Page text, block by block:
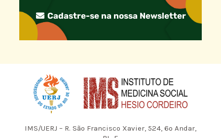
Cadastre-se na nossa Newsletter
IMS/UERJ – R. São Francisco Xavier, 524, 6º Andar,